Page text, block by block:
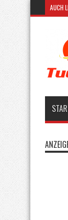
AUCH